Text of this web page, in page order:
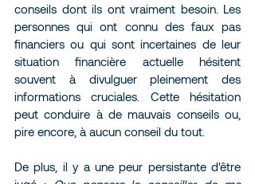
conseils dont ils ont vraiment besoin. Les
personnes qui ont connu des faux pas
financiers ou qui sont incertaines de leur
situation financière actuelle hésitent
souvent à divulguer pleinement des
informations cruciales. Cette hésitation
peut conduire à de mauvais conseils ou,
pire encore, à aucun conseil du tout.
De plus, il y a une peur persistante d'être